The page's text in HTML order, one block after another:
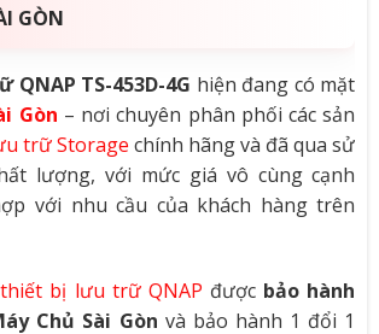
GÒN
TS-453D-4G hiện đang có mặt
Gòn – nơi chuyên phân phối các sản
trữ Storage chính hãng và đã qua sử
lượng, với mức giá vô cùng cạnh
với nhu cầu của khách hàng trên
thiết bị lưu trữ QNAP được bảo hành
Chủ Sài Gòn và bảo hành 1 đổi 1